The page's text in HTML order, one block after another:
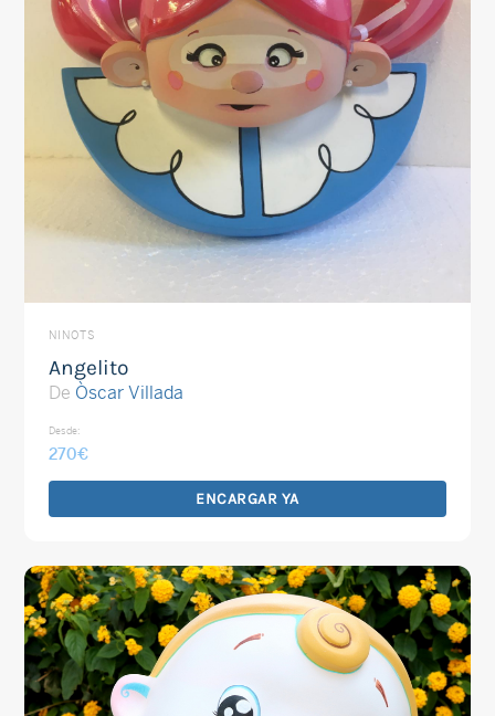
NINOTS
Angelito
De Òscar Villada
Desde:
270€
ENCARGAR YA